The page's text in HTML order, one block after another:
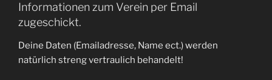
Informationen zum Verein per Email
zugeschickt.
Deine Daten (Emailadresse, Name ect.) werden
natürlich streng vertraulich behandelt!